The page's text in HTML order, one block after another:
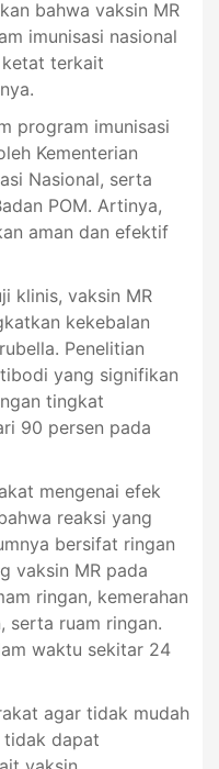
bahwa vaksin MR
imunisasi nasional
ketat terkait
program imunisasi
Kementerian
Nasional, serta
POM. Artinya,
aman dan efektif
klinis, vaksin MR
kekebalan
Penelitian
yang signifikan
tingkat
90 persen pada
mengenai efek
reaksi yang
bersifat ringan
vaksin MR pada
ringan, kemerahan
serta ruam ringan.
waktu sekitar 24
agar tidak mudah
tidak dapat